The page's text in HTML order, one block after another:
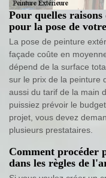
Pour quelles raisons
pour la pose de
La pose de peinture
façade coûte en
dépend de la surface
sur le prix de la peinture
aussi du tarif de la main
puissiez prévoir le
projet, vous devez
plusieurs prestataires.
Comment procéder
dans les règles de